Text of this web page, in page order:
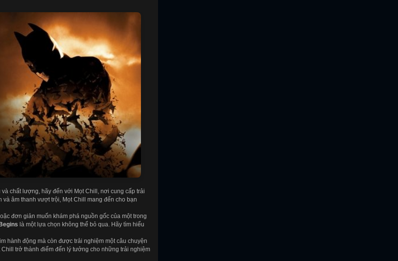
và chất lượng, hãy đến với Mọt Chill, nơi cung cấp trải
âm thanh vượt trội, Mọt Chill mang đến cho bạn
đơn giản muốn khám phá nguồn gốc của một trong
là một lựa chọn không thể bỏ qua. Hãy tìm hiểu
hành động mà còn được trải nghiệm một câu chuyện
trở thành điểm đến lý tưởng cho những trải nghiệm